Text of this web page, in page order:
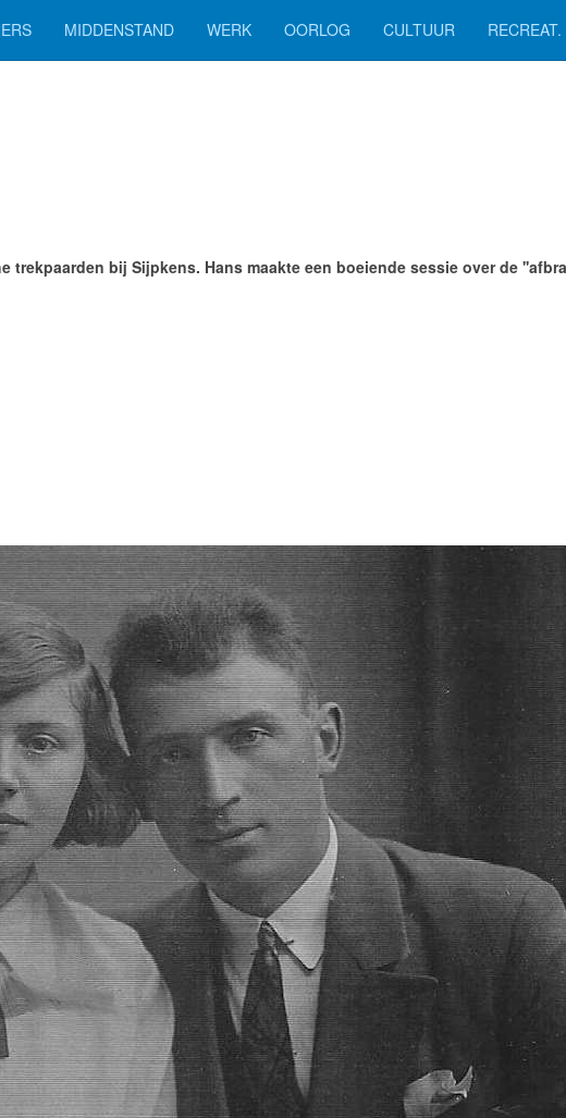
MIDDENSTAND WERK OORLOG CULTUUR RECREAT.
trekpaarden bij Sijpkens. Hans maakte een boeiende sessie over de